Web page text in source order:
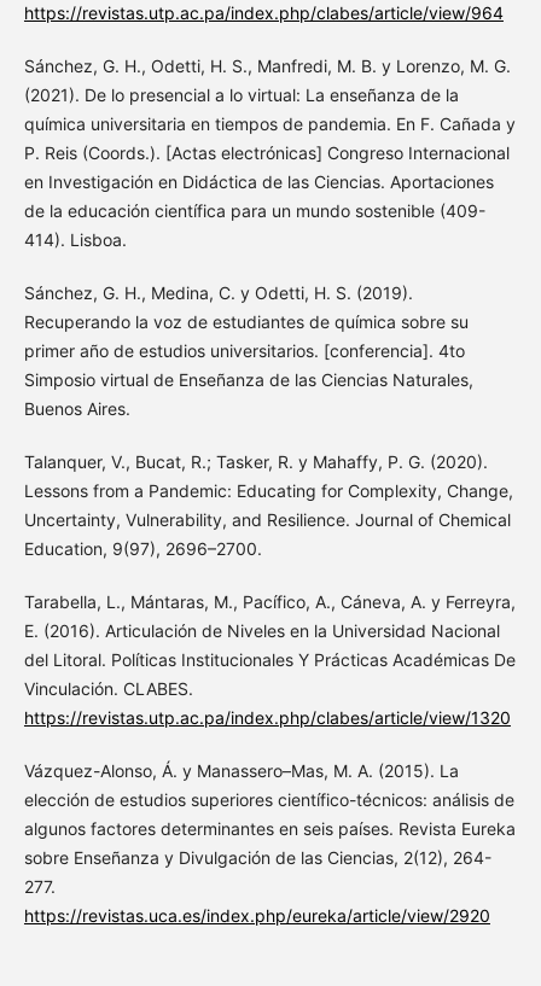
https://revistas.utp.ac.pa/index.php/clabes/article/view/964
Sánchez, G. H., Odetti, H. S., Manfredi, M. B. y Lorenzo, M. G.
(2021). De lo presencial a lo virtual: La enseñanza de la
química universitaria en tiempos de pandemia. En F. Cañada y
P. Reis (Coords.). [Actas electrónicas] Congreso Internacional
en Investigación en Didáctica de las Ciencias. Aportaciones
de la educación científica para un mundo sostenible (409-
414). Lisboa.
Sánchez, G. H., Medina, C. y Odetti, H. S. (2019).
Recuperando la voz de estudiantes de química sobre su
primer año de estudios universitarios. [conferencia]. 4to
Simposio virtual de Enseñanza de las Ciencias Naturales,
Buenos Aires.
Talanquer, V., Bucat, R.; Tasker, R. y Mahaffy, P. G. (2020).
Lessons from a Pandemic: Educating for Complexity, Change,
Uncertainty, Vulnerability, and Resilience. Journal of Chemical
Education, 9(97), 2696–2700.
Tarabella, L., Mántaras, M., Pacífico, A., Cáneva, A. y Ferreyra,
E. (2016). Articulación de Niveles en la Universidad Nacional
del Litoral. Políticas Institucionales Y Prácticas Académicas De
Vinculación. CLABES.
https://revistas.utp.ac.pa/index.php/clabes/article/view/1320
Vázquez-Alonso, Á. y Manassero–Mas, M. A. (2015). La
elección de estudios superiores científico-técnicos: análisis de
algunos factores determinantes en seis países. Revista Eureka
sobre Enseñanza y Divulgación de las Ciencias, 2(12), 264-
277.
https://revistas.uca.es/index.php/eureka/article/view/2920